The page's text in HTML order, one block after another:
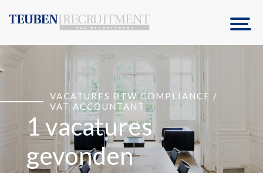
VACATURES BTW COMPLIANCE /
VAT ACCOUNTANT
1 vacatures
gevonden